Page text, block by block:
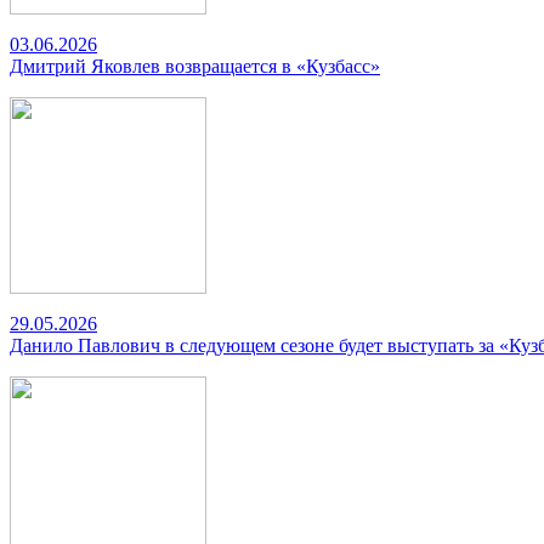
03.06.2026
Дмитрий Яковлев возвращается в «Кузбасс»
29.05.2026
Данило Павлович в следующем сезоне будет выступать за